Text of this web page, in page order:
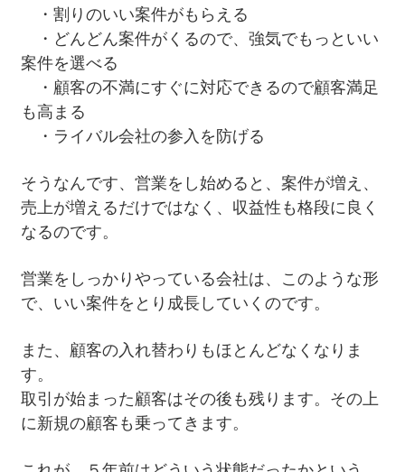
・割りのいい案件がもらえる
・どんどん案件がくるので、強気でもっといい
案件を選べる
・顧客の不満にすぐに対応できるので顧客満足
も高まる
・ライバル会社の参入を防げる
そうなんです、営業をし始めると、案件が増え、
売上が増えるだけではなく、収益性も格段に良く
なるのです。
営業をしっかりやっている会社は、このような形
で、いい案件をとり成長していくのです。
また、顧客の入れ替わりもほとんどなくなりま
す。
取引が始まった顧客はその後も残ります。その上
に新規の顧客も乗ってきます。